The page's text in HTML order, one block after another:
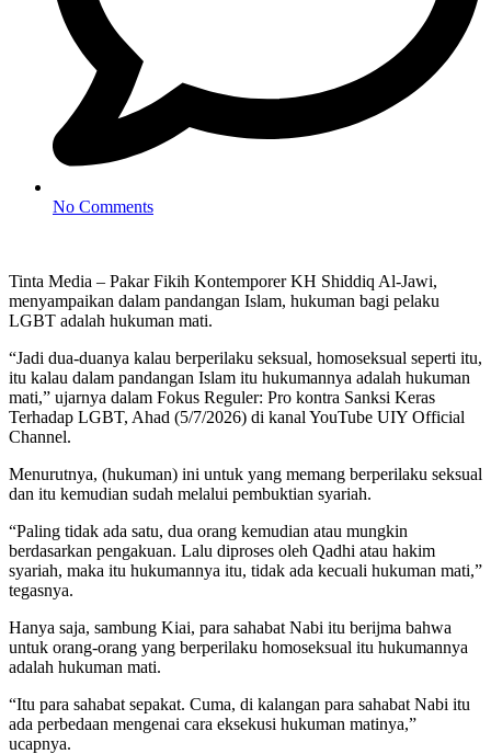
No Comments
Tinta Media – Pakar Fikih Kontemporer KH Shiddiq Al-Jawi,
menyampaikan dalam pandangan Islam, hukuman bagi pelaku
LGBT adalah hukuman mati.
“Jadi dua-duanya kalau berperilaku seksual, homoseksual seperti itu,
itu kalau dalam pandangan Islam itu hukumannya adalah hukuman
mati,” ujarnya dalam Fokus Reguler: Pro kontra Sanksi Keras
Terhadap LGBT, Ahad (5/7/2026) di kanal YouTube UIY Official
Channel.
Menurutnya, (hukuman) ini untuk yang memang berperilaku seksual
dan itu kemudian sudah melalui pembuktian syariah.
“Paling tidak ada satu, dua orang kemudian atau mungkin
berdasarkan pengakuan. Lalu diproses oleh Qadhi atau hakim
syariah, maka itu hukumannya itu, tidak ada kecuali hukuman mati,”
tegasnya.
Hanya saja, sambung Kiai, para sahabat Nabi itu berijma bahwa
untuk orang-orang yang berperilaku homoseksual itu hukumannya
adalah hukuman mati.
“Itu para sahabat sepakat. Cuma, di kalangan para sahabat Nabi itu
ada perbedaan mengenai cara eksekusi hukuman matinya,”
ucapnya.